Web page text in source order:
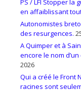
PS / LFI Stopper la
en affaiblissant
Autonomistes
des resurgences.
A Quimper et à
encore le nom
2026
Qui a créé le Front
racines sont